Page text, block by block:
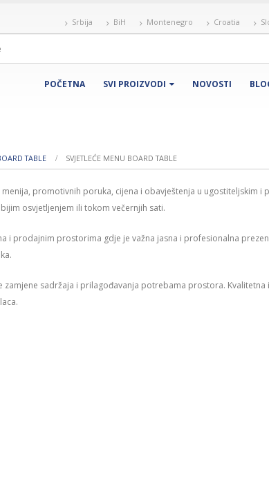
Srbija BiH Montenegro Croatia
POČETNA SVI PROIZVODI NOVOSTI
TABLE SVJETLEĆE MENU BOARD TABLE
promotivnih poruka, cijena i obavještenja u ugostiteljskim
osvjetljenjem ili tokom večernjih sati.
i prodajnim prostorima gdje je važna jasna i profesionalna
sadržaja i prilagođavanja potrebama prostora.